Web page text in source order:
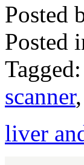
Posted
Posted
Tagged:
scanner,
liver